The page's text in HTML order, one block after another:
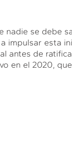
nadie se debe
impulsar esta
antes de
en el 2020,